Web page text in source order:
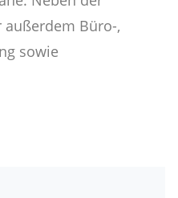
Büro-,
sowie